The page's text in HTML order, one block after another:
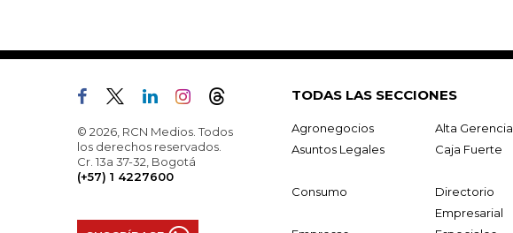
© 2026, RCN Medios. Todos
los derechos reservados.
Cr. 13a 37-32, Bogotá
(+57) 1 4227600
TODAS LAS SECCIONES
Agronegocios Alta Gerencia
Asuntos Legales
Caja Fuerte
Consumo
Directorio
Empresarial